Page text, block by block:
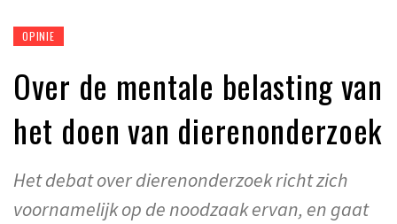
OPINIE
Over de mentale belasting van
het doen van dierenonderzoek
Het debat over dierenonderzoek richt zich
voornamelijk op de noodzaak ervan, en gaat